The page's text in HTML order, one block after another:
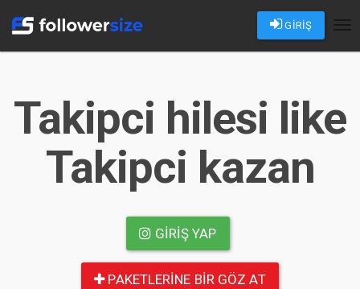
GİRİŞ
Takipci hilesi like
Takipci kazan
GIRIŞ YAP
PAKETLERINE BIR GÖZ AT